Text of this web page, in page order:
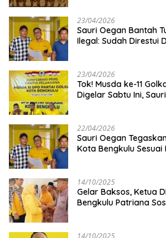
23/04/2026
Sauri Oegan Bantah
Ilegal: Sudah Direstui
23/04/2026
‎Tok! Musda ke-11
Digelar Sabtu Ini,
22/04/2026
Sauri Oegan
Kota Bengkulu Sesuai
14/10/2025
‎Gelar Baksos, Ketua
Bengkulu Patriana